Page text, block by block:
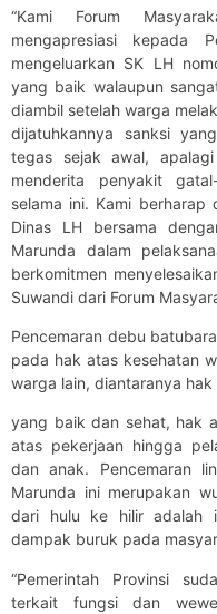
“Kami Forum
mengapresiasi kepada
mengeluarkan SK LH
yang baik walaupun
diambil setelah warga
dijatuhkannya sanksi
tegas sejak awal,
menderita penyakit
selama ini. Kami berharap
Dinas LH bersama
Marunda dalam
berkomitmen
Suwandi dari Forum
Pencemaran debu
pada hak atas kesehatan
warga lain, diantaranya
yang baik dan sehat, hak
atas pekerjaan hingga
dan anak. Pencemaran
Marunda ini merupakan
dari hulu ke hilir adalah
dampak buruk pada
“Pemerintah Provinsi
terkait fungsi dan